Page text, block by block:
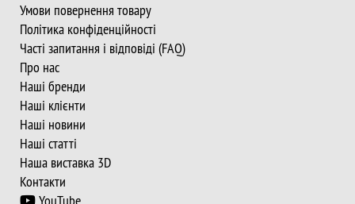
Умови повернення товару
Політика конфіденційності
Часті запитання і відповіді (FAQ)
Про нас
Наші бренди
Наші клієнти
Наші новини
Наші статті
Наша виставка 3D
Контакти
YouTube